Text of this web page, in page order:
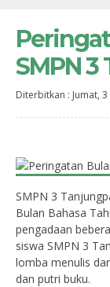
SMPN
Diterbitkan : Jumat,
SMPN 3
Bulan Bahasa
pengadaan
siswa SMPN 3
lomba menulis
dan putri buku.